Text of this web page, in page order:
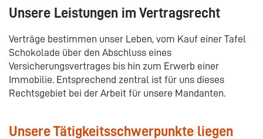
Rechtsanwalt m/w/d für sofort gesucht.
Rechtsanwalt m/w/d für sofort gesucht.
Unsere Leistungen im Vertragsrecht
Verträge bestimmen unser Leben, vom Kauf einer Tafel
Schokolade über den Abschluss eines
Versicherungsvertrages bis hin zum Erwerb einer
Immobilie. Entsprechend zentral ist für uns dieses
Rechtsgebiet bei der Arbeit für unsere Mandanten.
Unsere Tätigkeitsschwerpunkte liegen